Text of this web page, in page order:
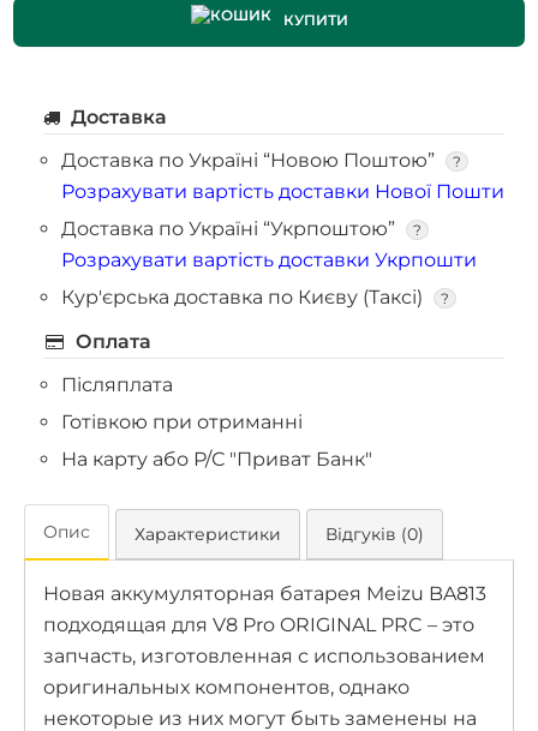
КУПИТИ
Доставка
Доставка по Україні “Новою Поштою”
?
Розрахувати вартість доставки Нової Пошти
Доставка по Україні “Укрпоштою”
?
Розрахувати вартість доставки Укрпошти
Кур'єрська доставка по Києву (Таксі)
?
Оплата
Післяплата
Готівкою при отриманні
На карту або Р/С "Приват Банк"
Опис Характеристики Відгуків (0)
Новая аккумуляторная батарея Meizu BA813
подходящая для V8 Pro ORIGINAL PRC – это
запчасть, изготовленная с использованием
оригинальных компонентов, однако
некоторые из них могут быть заменены на